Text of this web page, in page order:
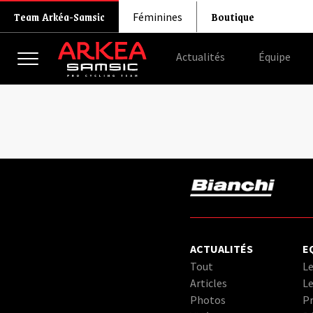
Team Arkéa-Samsic Féminines Boutique
Actualités Équipe
ACTUALITÉS
Tout
Articles
Photos